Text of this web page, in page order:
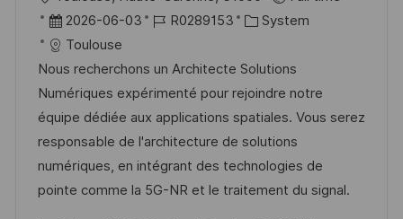
r
t
D
a
t
u
m
d
e
r
2026-06-03
J
b
-
D
R0289153
K
t
e
g
o
r
i
System
Toulouse
Nous recherchons un Architecte Solutions
Numériques expérimenté pour rejoindre notre
équipe dédiée aux applications spatiales. Vous serez
responsable de l'architecture de solutions
numériques, en intégrant des technologies de
pointe comme la 5G-NR et le traitement du signal.